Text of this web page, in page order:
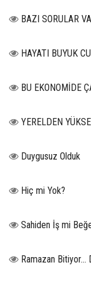
BAZI SORULAR
HAYATI BUYUK
BU EKONOMİDE
YERELDEN
Duygusuz Olduk
Hiç mi Yok?
Sahiden İş mi
Ramazan Bitiyor…